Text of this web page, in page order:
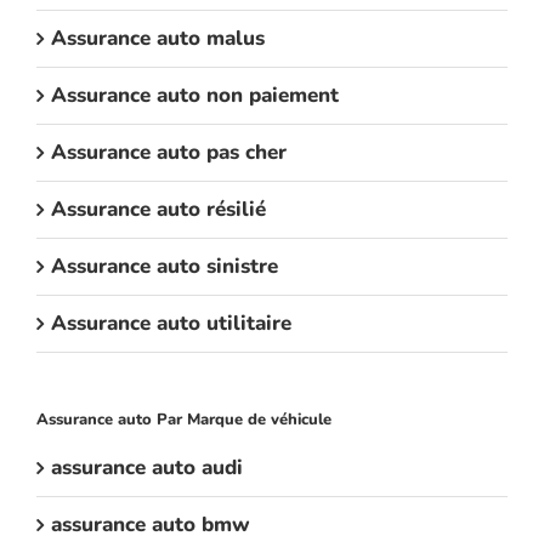
Assurance auto malus
Assurance auto non paiement
Assurance auto pas cher
Assurance auto résilié
Assurance auto sinistre
Assurance auto utilitaire
Assurance auto Par Marque de véhicule
assurance auto audi
assurance auto bmw